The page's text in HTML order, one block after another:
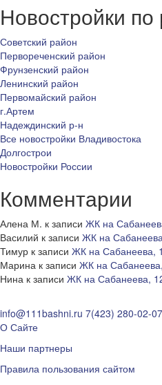
Новостройки
Советский район
Первореченский район
Фрунзенский район
Ленинский район
Первомайский район
г.Артем
Надеждинский р-н
Все новостройки Владивостока
Долгострои
Новостройки России
Комментарии
Алена М. к записи ЖК на
Василий к записи ЖК на
Тимур к записи ЖК на Сабанеева,
Марина к записи ЖК на
Нина к записи ЖК на Сабанеева,
info@111bashni.ru 7(423) 280-02-07
О Сайте
Наши партнеры
Правила пользования сайтом